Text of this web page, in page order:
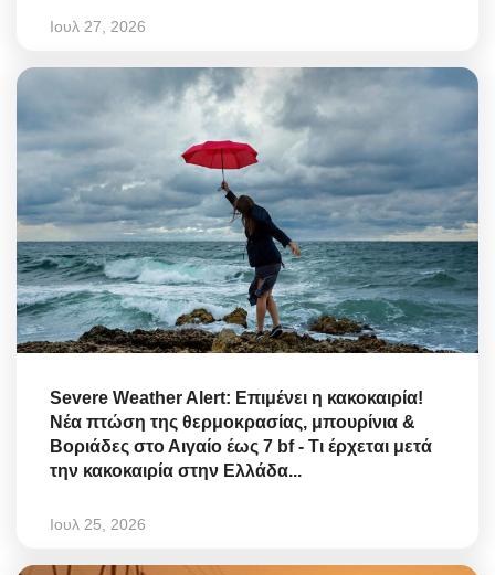
Ιουλ 27, 2026
Severe Weather Alert: Επιμένει η κακοκαιρία!
Νέα πτώση της θερμοκρασίας, μπουρίνια &
Βοριάδες στο Αιγαίο έως 7 bf - Τι έρχεται μετά
την κακοκαιρία στην Ελλάδα...
Ιουλ 25, 2026